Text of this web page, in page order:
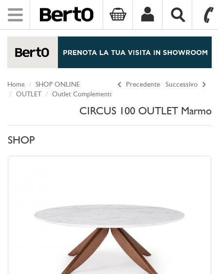
Toggle
navigation
Precedente Successivo
Home
SHOP ONLINE
OUTLET
Outlet Complementi
CIRCUS 100 OUTLET Marmo
SHOP